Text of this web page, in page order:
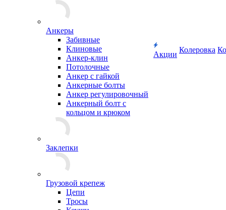
Анкеры
Забивные
Клиновые
Анкер-клин
Потолочные
Анкер с гайкой
Анкерные болты
Анкер регулировочный
Анкерный болт с
кольцом и крюком
Заклепки
Грузовой крепеж
Цепи
Тросы
Акции
Колеровка